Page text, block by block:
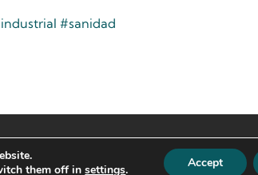
#sanidad
them off insettings. Accept